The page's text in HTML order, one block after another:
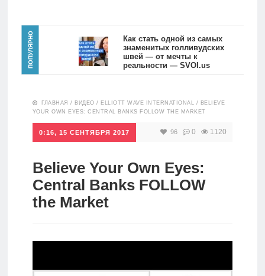
анализ
Видео
Сделано
Главная
Новости
Аналитика
Инвестиции
Дивиденды
Волновой
ПОПУЛЯРНО
Как стать одной из самых
знаменитых голливудских
швей — от мечты к
реальности — SVOI.us
10554
ГЛАВНАЯ / ВИДЕО / ELLIOTT WAVE INTERNATIONAL / BELIEVE
YOUR OWN EYES: CENTRAL BANKS FOLLOW THE MARKET
0:16, 15 СЕНТЯБРЯ 2017 96 0 1120
Believe Your Own Eyes:
Central Banks FOLLOW
the Market